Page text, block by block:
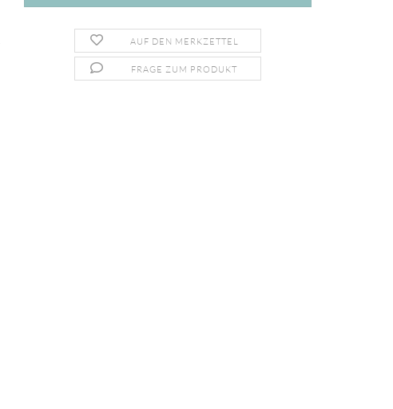
AUF DEN MERKZETTEL
FRAGE ZUM PRODUKT